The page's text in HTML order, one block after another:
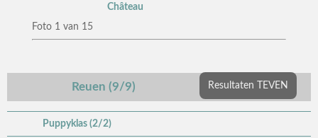
Foto 1 van 15
Château
Reuen (9/9) Resultaten TEVEN
Puppyklas (2/2)